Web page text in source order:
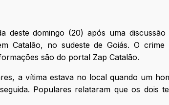
deste domingo (20) após uma
Catalão, no sudeste de Goiás. O
são do portal Zap Catalão.
a vítima estava no local quando um
Populares relataram que os dois